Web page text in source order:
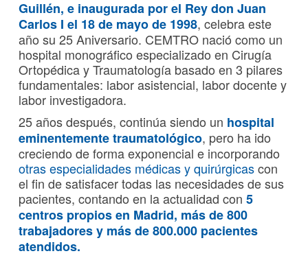
Guillén, e inaugurada por el Rey don Juan
Carlos I el 18 de mayo de 1998, celebra este
año su 25 Aniversario. CEMTRO nació como un
hospital monográfico especializado en Cirugía
Ortopédica y Traumatología basado en 3 pilares
fundamentales: labor asistencial, labor docente y
labor investigadora.
25 años después, continúa siendo un hospital
eminentemente traumatológico, pero ha ido
creciendo de forma exponencial e incorporando
otras especialidades médicas y quirúrgicascon
el fin de satisfacer todas las necesidades de sus
pacientes, contando en la actualidad con 5
centros propios en Madrid, más de 800
trabajadores y más de 800.000 pacientes
atendidos.